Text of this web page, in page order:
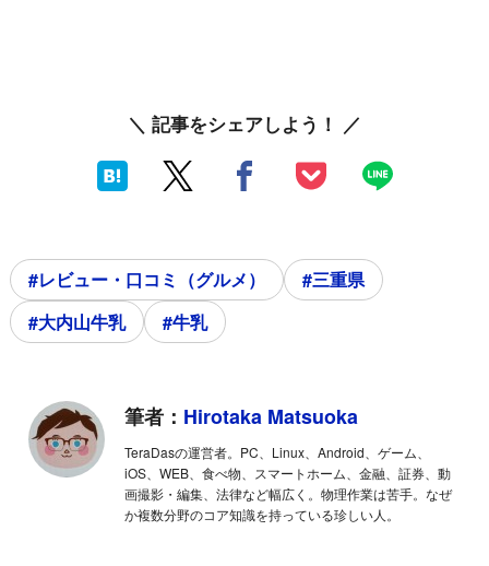
＼ 記事をシェアしよう！ ／
#レビュー・口コミ（グルメ）
#三重県
#大内山牛乳
#牛乳
筆者： Hirotaka Matsuoka
TeraDasの運営者。PC、Linux、Android、ゲーム、
iOS、WEB、食べ物、スマートホーム、金融、証券、動
画撮影・編集、法律など幅広く。物理作業は苦手。なぜ
か複数分野のコア知識を持っている珍しい人。